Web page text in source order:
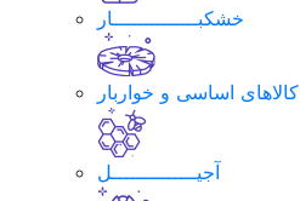
خشکبــــــــــــــار
کالاهای اساسی و خواربار
آجیــــــــــــــل